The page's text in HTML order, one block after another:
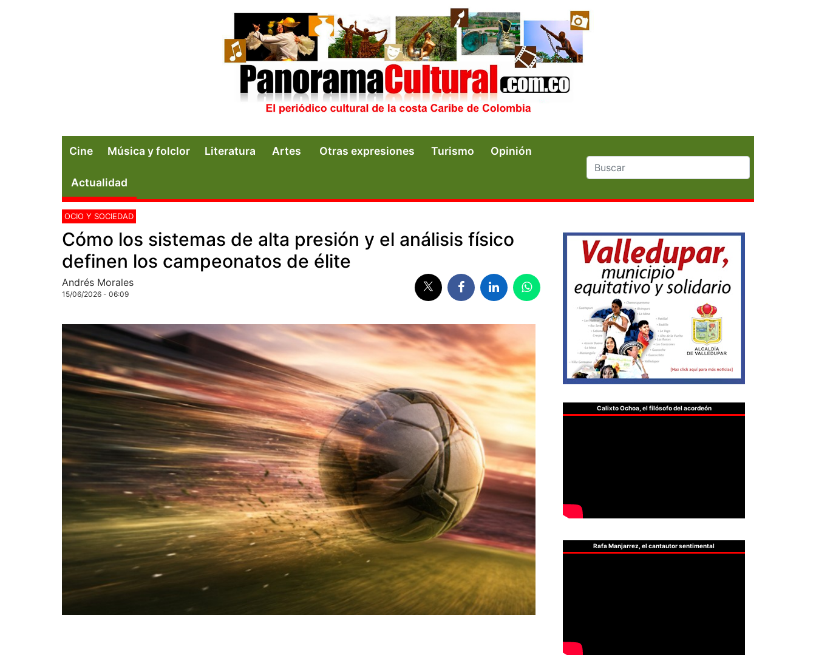
Cine Música y folclor Literatura Artes Otras expresiones Turismo Opinión
Actualidad
OCIO Y SOCIEDAD
Cómo los sistemas de alta presión y el análisis físico
definen los campeonatos de élite
Andrés Morales
15/06/2026 - 06:09
Calixto Ochoa, el filósofo del acordeón
Rafa Manjarrez, el cantautor sentimental